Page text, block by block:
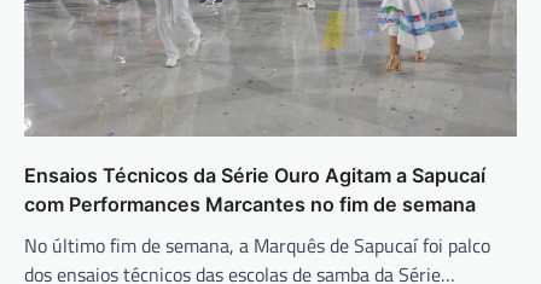
Ensaios Técnicos da Série Ouro Agitam a Sapucaí
com Performances Marcantes no fim de semana
No último fim de semana, a Marquês de Sapucaí foi palco
dos ensaios técnicos das escolas de samba da Série…